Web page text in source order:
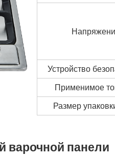
Устройство
Применимое
Размер
варочной панели